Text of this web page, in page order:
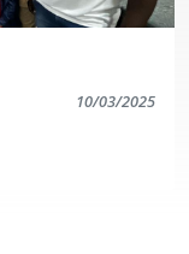
10/03/2025